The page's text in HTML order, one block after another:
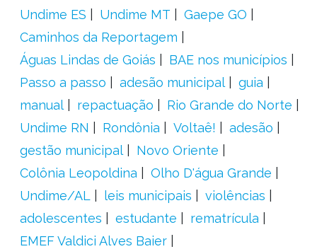
Undime ES
Undime MT
Gaepe GO
Caminhos da Reportagem
Águas Lindas de Goiás
BAE nos municípios
Passo a passo
adesão municipal
guia
manual
repactuação
Rio Grande do Norte
Undime RN
Rondônia Voltaê!
adesão
gestão municipal
Novo Oriente
Colônia Leopoldina
Olho D'água Grande
Undime/AL
leis municipais
violências
adolescentes
estudante
rematrícula
EMEF Valdici Alves Baier